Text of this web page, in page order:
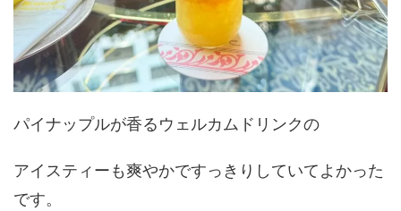
パイナップルが香るウェルカムドリンクの
アイスティーも爽やかですっきりしていてよかった
です。